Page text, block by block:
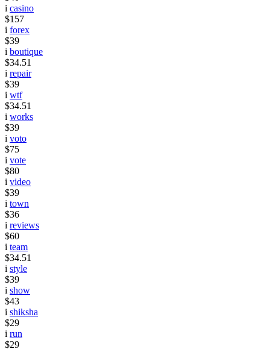
i casino
$157
i forex
$39
i boutique
$34.51
i repair
$39
i wtf
$34.51
i works
$39
i voto
$75
i vote
$80
i video
$39
i town
$36
i reviews
$60
i team
$34.51
i style
$39
i show
$43
i shiksha
$29
i run
$29